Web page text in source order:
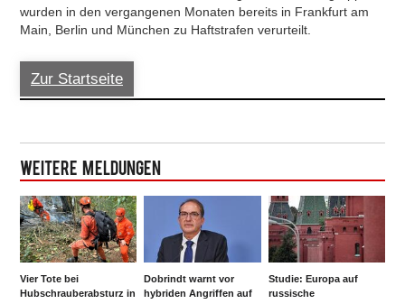
wurden in den vergangenen Monaten bereits in Frankfurt am
Main, Berlin und München zu Haftstrafen verurteilt.
Zur Startseite
Weitere Meldungen
Vier Tote bei
Hubschrauberabsturz in
Dobrindt warnt vor
hybriden Angriffen auf
Studie: Europa auf
russische